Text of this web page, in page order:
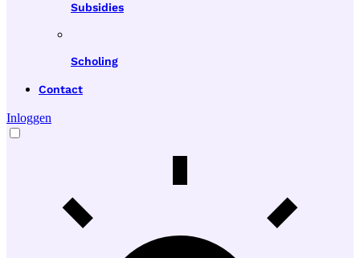
Subsidies
Scholing
Contact
Inloggen